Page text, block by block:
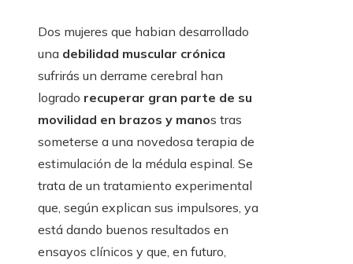
Dos mujeres que habian desarrollado
una debilidad muscular crónica
sufrirás un derrame cerebral han
logrado recuperar gran parte de su
movilidad en brazos y manos tras
someterse a una novedosa terapia de
estimulación de la médula espinal. Se
trata de un tratamiento experimental
que, según explican sus impulsores, ya
está dando buenos resultados en
ensayos clínicos y que, en futuro,